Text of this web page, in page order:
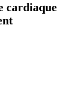
cardiaque